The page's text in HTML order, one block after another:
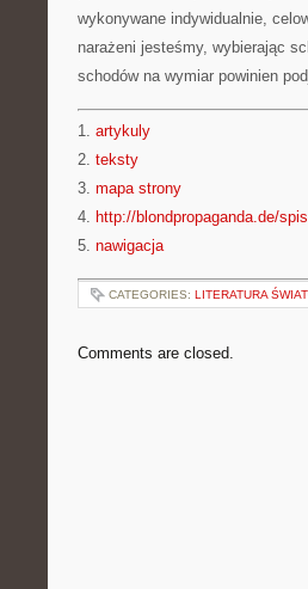
wykonywane indywidualnie,
narażeni jesteśmy, wybierając
schodów na wymiar powinien
1. artykuly
2. teksty
3. mapa strony
4. http://blondpropaganda.de/
5. nawigacja
CATEGORIES: LITERATURA
Comments are closed.